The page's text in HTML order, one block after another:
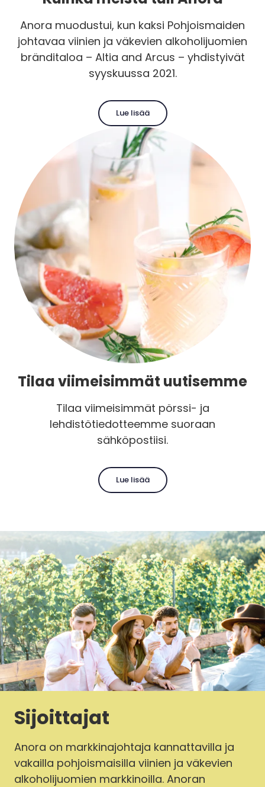
Anora muodustui, kun kaksi Pohjoismaiden
johtavaa viinien ja väkevien alkoholijuomien
bränditaloa – Altia and Arcus – yhdistyivät
syyskuussa 2021.
Lue lisää
Tilaa viimeisimmät uutisemme
Tilaa viimeisimmät pörssi- ja
lehdistötiedotteemme suoraan
sähköpostiisi.
Lue lisää
Sijoittajat
Anora on markkinajohtaja kannattavilla ja
vakailla pohjoismaisilla viinien ja väkevien
alkoholijuomien markkinoilla. Anoran